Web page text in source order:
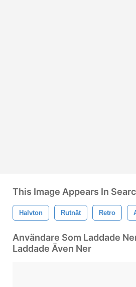
This Image Appears In
Halvton Rutnät Retro
Användare Som Laddade
Laddade Även Ner